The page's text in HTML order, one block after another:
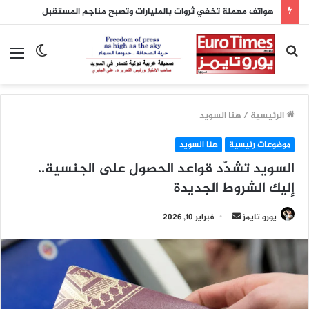
هواتف مهملة تخفي ثروات بالمليارات وتصبح مناجم المستقبل
الوضع
بحث
عن
الرئيسية / هنا السويد
موضوعات رئيسية هنا السويد
السويد تشدّد قواعد الحصول على الجنسية..
إليك الشروط الجديدة
يورو تايمز
أرسل
إلكترونيا
فبراير 10, 2026